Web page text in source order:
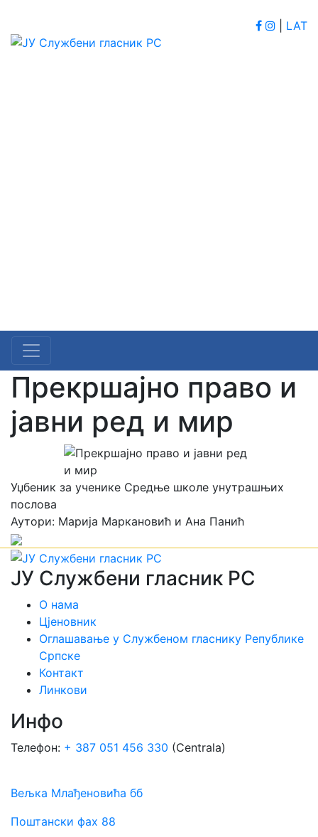
LAT
Прекршајно право и
јавни ред и мир
Уџбеник за ученике Средње школе унутрашњих
послова
Аутори: Марија Маркановић и Ана Панић
ЈУ Службени гласник РС
О нама
Цјеновник
Оглашавање у Службеном гласнику Републике
Српске
Контакт
Линкови
Инфо
Телефон: + 387 051 456 330 (Centrala)
Вељка Млађеновића бб
Поштански фах 88